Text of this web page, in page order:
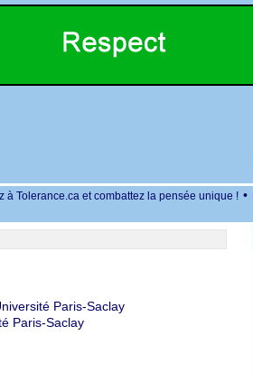
à Tolerance.ca et combattez la pensée unique ! •
Paris-Saclay
Paris-Saclay